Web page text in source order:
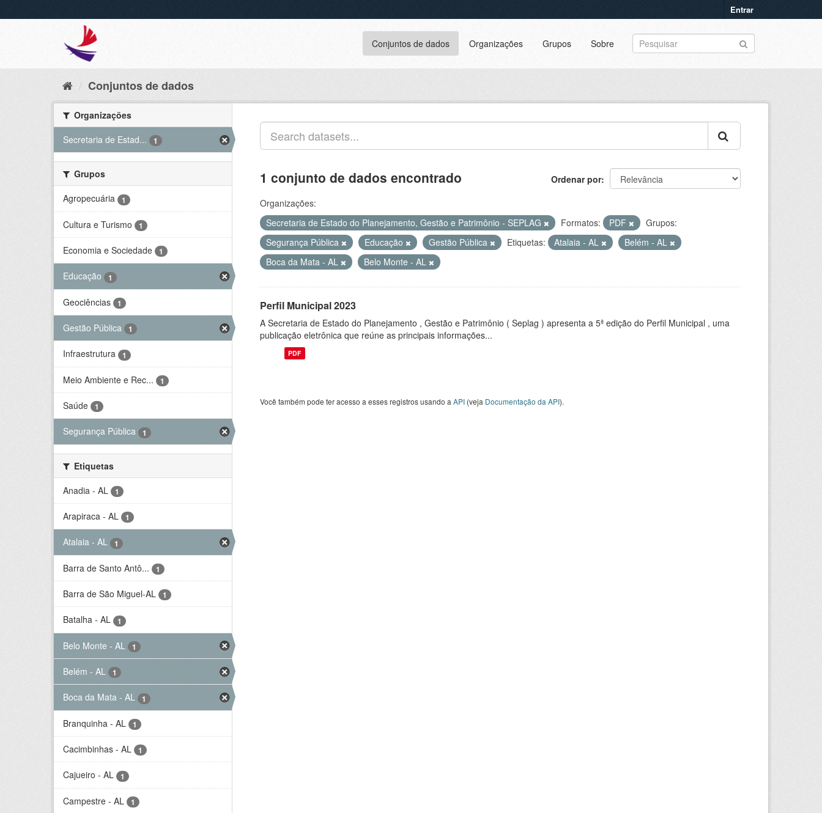
Entrar
Conjuntos de dados Organizações Grupos Sobre
Conjuntos de dados
Organizações
Secretaria de Estad...
1
Grupos
Agropecuária
1
Cultura e Turismo 1
Economia e Sociedade 1
Educação 1
Geociências 1
Gestão Pública 1
Infraestrutura 1
Meio Ambiente e Rec... 1
Saúde 1
Segurança Pública 1
Etiquetas
Anadia - AL
1
Arapiraca - AL 1
Atalaia - AL 1
Barra de Santo Antô... 1
Barra de São Miguel-AL 1
Batalha - AL 1
Belo Monte - AL 1
Belém - AL 1
Boca da Mata - AL 1
Branquinha - AL 1
Cacimbinhas - AL 1
Cajueiro - AL 1
Campestre - AL 1
Ordenar por
1 conjunto de dados encontrado
Organizações:
Secretaria de Estado do Planejamento, Gestão e Patrimônio - SEPLAG
Formatos: PDF
Grupos:
Segurança Pública
Educação Gestão Pública Etiquetas: Atalaia - AL
Belém - AL
Boca da Mata - AL
Belo Monte - AL
Perfil Municipal 2023
A Secretaria de Estado do Planejamento , Gestão e Patrimônio ( Seplag ) apresenta a 5ª edição do Perfil Municipal , uma
publicação eletrônica que reúne as principais informações...
PDF
Você também pode ter acesso a esses registros usando a API (veja Documentação da API).